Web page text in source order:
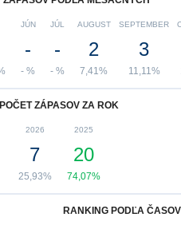
JÚN
-
- %
JÚL
-
- %
AUGUST
2
7,41%
SEPTEMBER
3
11,11%
POČET ZÁPASOV ZA ROK
2026
7
25,93%
2025
20
74,07%
RANKING PODĽA